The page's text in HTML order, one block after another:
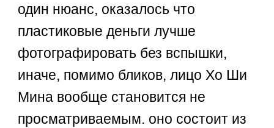
один нюанс, оказалось что
пластиковые деньги лучше
фотографировать без вспышки,
иначе, помимо бликов, лицо Хо Ши
Мина вообще становится не
просматриваемым. оно состоит из